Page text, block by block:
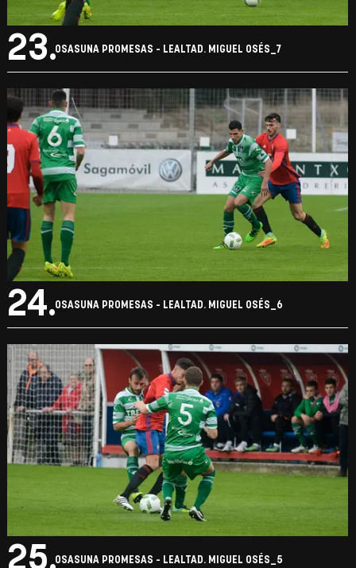
23.OSASUNA PROMESAS - LEALTAD. MIGUEL OSÉS_7
24.OSASUNA PROMESAS - LEALTAD. MIGUEL OSÉS_6
25.OSASUNA PROMESAS - LEALTAD. MIGUEL OSÉS_5